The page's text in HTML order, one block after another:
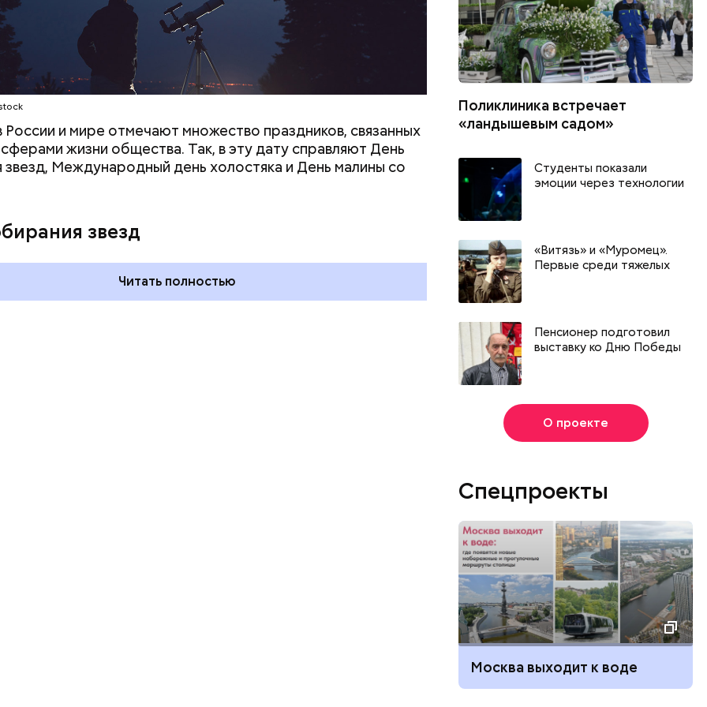
день
какие
в России
отмечают в России и мире 5
августа
День качания на качелях и
День шампанского: какие
праздники отмечают в России
и мире 4 августа
праздники
России и мире отмечают множество праздников, связанных
жизни общества. Так, в эту дату справляют День
звезд, Международный день холостяка и День малины со
звезд
Читать полностью
Поликлиника встречает
«ландышевым садом»
Студенты показали
эмоции через технологии
«Витязь» и «Муромец».
Первые среди тяжелых
Пенсионер подготовил
выставку ко Дню Победы
О проекте
Спецпроекты
Москва выходит к воде